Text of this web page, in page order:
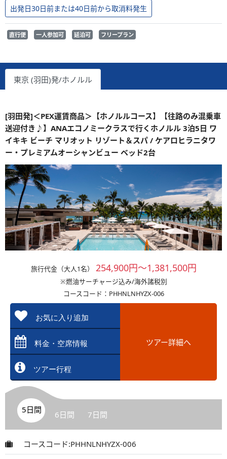
出発日30日前または40日前から取消料発生
直行便 一人参加可 延泊可 フリープラン
東京 (羽田)発/ホノルル
[羽田発]＜PEX運賃商品＞【ホノルルコース】【往路のみ混乗車
送迎付き♪】ANAエコノミークラスで行くホノルル 3泊5日 ワ
イキキ ビーチ マリオット リゾート＆スパ / ケアロヒラニタワ
ー・プレミアムオーシャンビュー ベッド2台
旅行代金（大人1名） 254,900円～1,381,500円
※燃油サーチャージ込み/海外諸税別
コースコード：PHHNLNHYZX-006
お気に入り追加
料金・空席情報
ツアー行程
ツアー詳細へ
5日間 6日間 7日間
コースコード:PHHNLNHYZX-006